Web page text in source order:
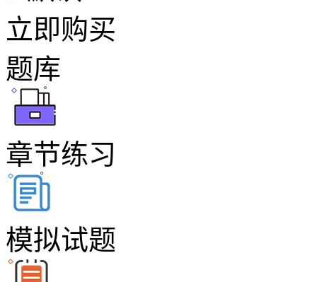
立即购买
题库
章节练习
模拟试题